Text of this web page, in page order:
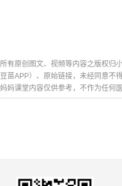
所有原创图文、视频等内容之版权归
豆苗APP）、原始链接，未经同意不
妈妈课堂内容仅供参考，不作为任何